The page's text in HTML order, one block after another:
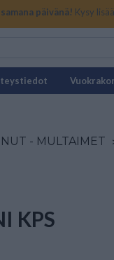
päivänä! Kysy
- MULTAIMET
KPS